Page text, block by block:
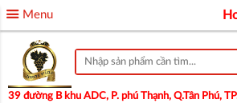
Menu
39 đường B khu ADC, P. phú Thạnh, Q.Tân Phú,